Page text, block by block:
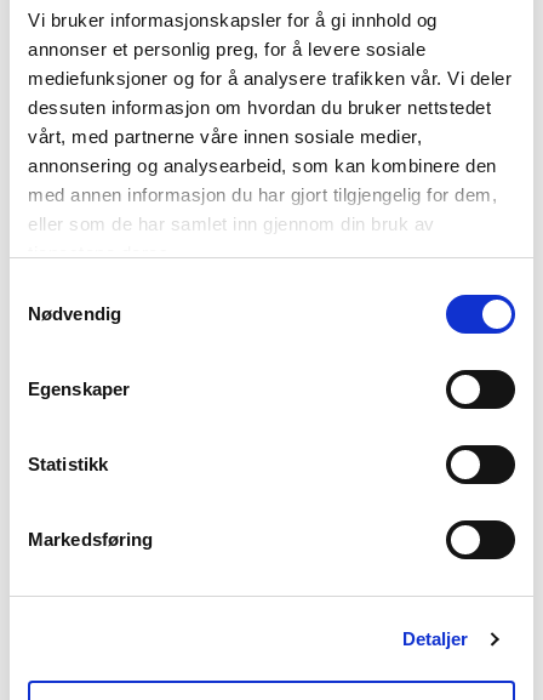
Vi bruker informasjonskapsler for å gi innhold og
annonser et personlig preg, for å levere sosiale
mediefunksjoner og for å analysere trafikken vår. Vi deler
dessuten informasjon om hvordan du bruker nettstedet
vårt, med partnerne våre innen sosiale medier,
annonsering og analysearbeid, som kan kombinere den
med annen informasjon du har gjort tilgjengelig for dem,
eller som de har samlet inn gjennom din bruk av
tjenestene deres.
Nødvendig
Egenskaper
Statistikk
Markedsføring
Detaljer
kveldsnordlyset, mørketida og polarnatta, utflukter og god
mat i Longyearbyen.
Vi har fått god hjelp av Anja og Håkon på Visit Svalbard med
bilder, informasjon og korrektur, og Fred Sigernes på Kjell
Henriksen Observatory fikk på plass det rent vitenskapelige.
Takk for hjelpa!
Artikkelen er en del av vårnordlyssatsingpå nett; flest mulig
ulike innfallsvinkler på nordlyset over hele Nord-Norge skal
inspirere til nordlysferier i hele området.